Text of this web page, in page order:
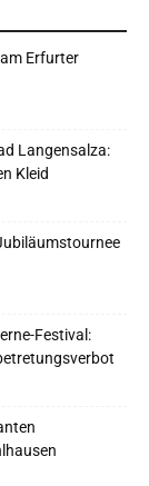
Erfurter
Langensalza:
Kleid
Festival: